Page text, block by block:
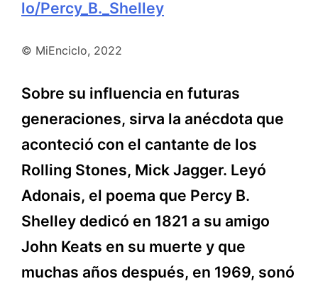
lo/Percy_B._Shelley
© MiEnciclo, 2022
Sobre su influencia en futuras
generaciones, sirva la anécdota que
aconteció con el cantante de los
Rolling Stones, Mick Jagger. Leyó
Adonais, el poema que Percy B.
Shelley dedicó en 1821 a su amigo
John Keats en su muerte y que
muchas años después, en 1969, sonó